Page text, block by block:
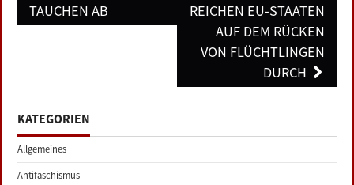
TAUCHEN AB
REICHEN EU-STAATEN
AUF DEM RÜCKEN
VON FLÜCHTLINGEN
DURCH
KATEGORIEN
Allgemeines
Antifaschismus